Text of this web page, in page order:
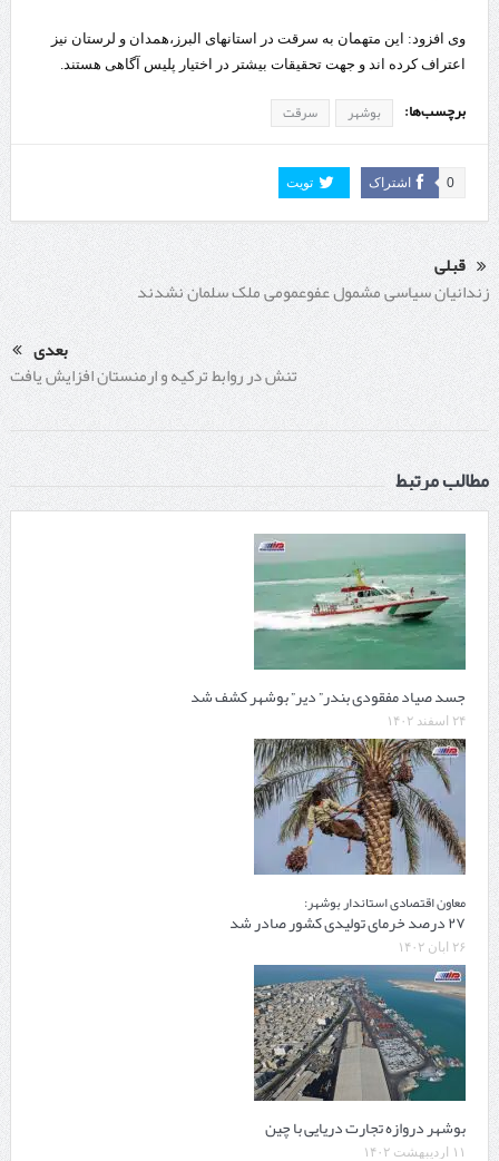
وی افزود: این متهمان به سرقت در استانهای البرز،همدان و لرستان نیز
اعتراف کرده اند و جهت تحقیقات بیشتر در اختیار پلیس آگاهی هستند.
برچسب‌ها: بوشهر سرقت
اشتراک 0 تویت
قبلی
زندانیان سیاسی مشمول عفوعمومی ملک سلمان نشدند
بعدی
تنش در روابط ترکیه و ارمنستان افزایش یافت
مطالب مرتبط
جسد صیاد مفقودی بندر” دیر” بوشهر کشف شد
۲۴ اسفند ۱۴۰۲
معاون اقتصادی استاندار بوشهر:
۲۷ درصد خرمای تولیدی کشور صادر شد
۲۶ آبان ۱۴۰۲
بوشهر دروازه تجارت دریایی با چین
۱۱ اردیبهشت ۱۴۰۲